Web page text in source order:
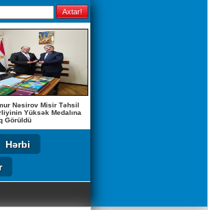
Nəsirov Misir Təhsil
Yüksək Medalına
Görüldü
Hərbi